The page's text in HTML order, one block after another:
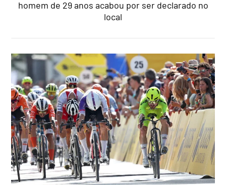
homem de 29 anos acabou por ser declarado no
local